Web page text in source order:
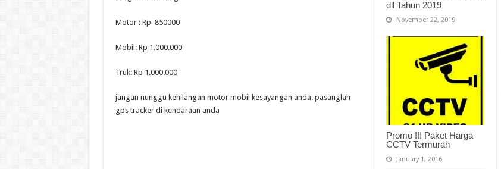
dll Tahun 2019
November 22, 2019
Promo !!! Paket Harga
CCTV Termurah
January 1, 2016
Motor : Rp 850000
Mobil: Rp 1.000.000
Truk: Rp 1.000.000
jangan nunggu kehilangan motor mobil kesayangan anda. pasanglah
gps tracker di kendaraan anda